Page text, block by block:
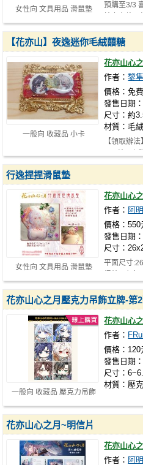
女性向 文具用品 滑鼠墊
預購至3/3
一般向 收藏品 小卡
【花亦山】夜逸迷你毛絨囍糖
花亦山心
作者：黎
價格：免
發售日期
尺寸：約
材質：毛
【領取辦
女性向 文具用品 滑鼠墊
行逸捏捏滑鼠墊
花亦山心
作者： 阿
價格：550
發售日期
尺寸：
平面尺寸
一般向 收藏品 壓克力吊飾
花亦山心之月壓克力吊飾立牌-第
花亦山心
作者：
價格：120
發售日期
尺寸：
材質：壓
花亦山心之月~明信片
花亦山心
作者： 阿